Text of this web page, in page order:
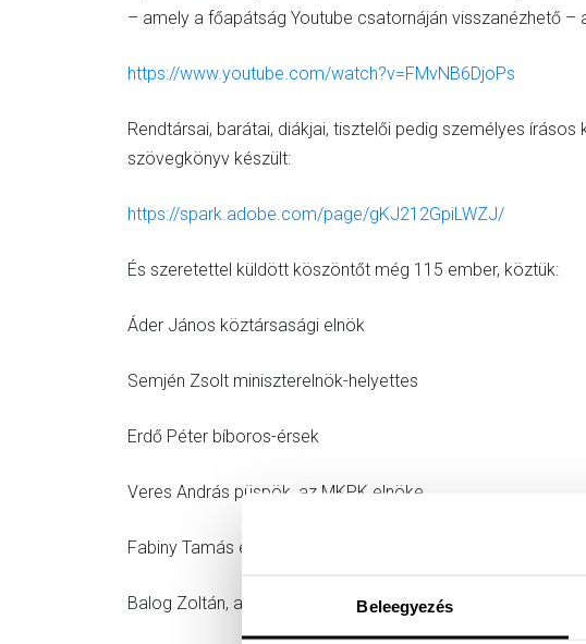
Beleegyezés
– amely a főapátság Youtube csatornáján visszanézhető
https://www.youtube.com/watch?v=FMvNB6DjoPs
Rendtársai, barátai, diákjai, tisztelői pedig személyes
szövegkönyv készült:
https://spark.adobe.com/page/gKJ212GpiLWZJ/
És szeretettel küldött köszöntőt még 115 ember, köztük:
Áder János köztársasági elnök
Semjén Zsolt miniszterelnök-helyettes
Erdő Péter bíboros-érsek
Veres András püspök, az MKPK elnöke
Fabiny Tamás evangélikus elnök-püspök
Balog Zoltán, a Dunamelléki Református Egyházkerület